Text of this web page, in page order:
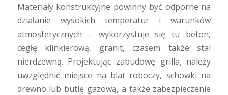
Materiały konstrukcyjne powinny być odporne na
działanie wysokich temperatur i warunków
atmosferycznych – wykorzystuje się tu beton,
cegłę klinkierową, granit, czasem także stal
nierdzewną. Projektując zabudowę grilla, należy
uwzględnić miejsce na blat roboczy, schowki na
drewno lub butlę gazową, a także zabezpieczenie